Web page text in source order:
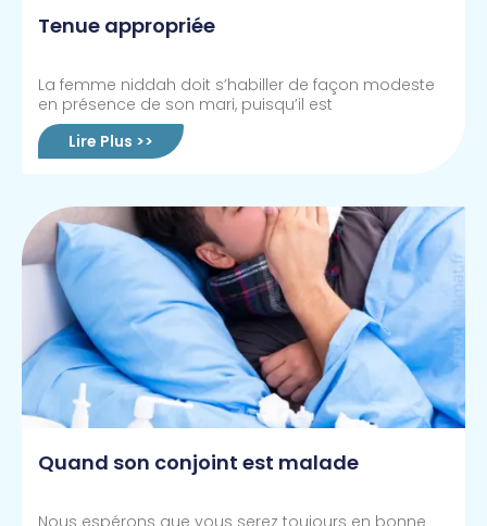
Tenue appropriée
La femme niddah doit s’habiller de façon modeste
en présence de son mari, puisqu’il est
Lire Plus >>
Quand son conjoint est malade